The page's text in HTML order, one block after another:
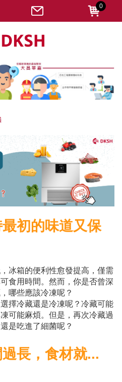
初的味道又保
冰箱的便利性愈發提高，僅需
食用時間。然而，你是否曾深
哪些應該冷凍呢？
擇冷藏還是冷凍呢？冷藏可能
可能麻煩。但是，再次冷藏過
是吃進了細菌呢？
長，食材就...
0
記密碼
更密碼
收藏
通知
登出